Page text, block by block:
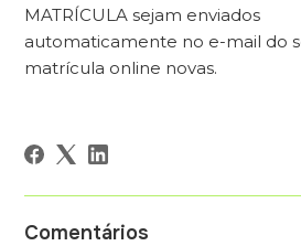
MATRÍCULA sejam enviados
automaticamente no e-mail do
matrícula online novas.
Comentários